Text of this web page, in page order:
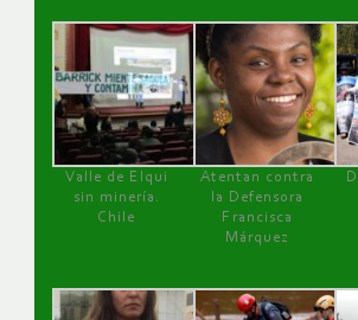
Valle de Elqui
sin minería.
Chile
Atentan contra
la Defensora
Francisca
Márquez